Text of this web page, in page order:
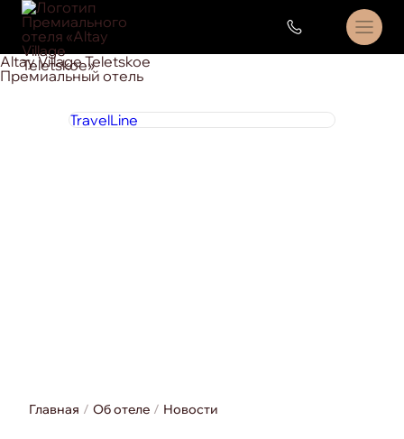
Altay Village Teletskoe
Премиальный отель
TravelLine
Главная Об отеле Новости